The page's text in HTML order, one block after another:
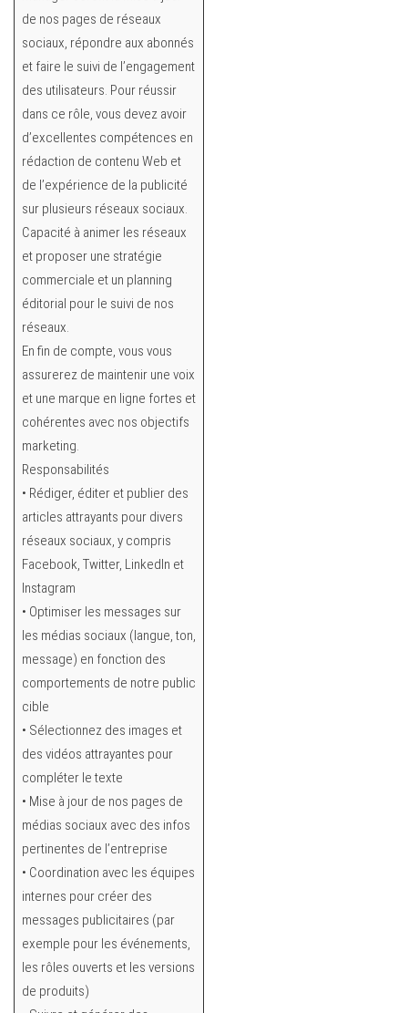
de nos pages de réseaux
sociaux, répondre aux abonnés
et faire le suivi de l’engagement
des utilisateurs. Pour réussir
dans ce rôle, vous devez avoir
d’excellentes compétences en
rédaction de contenu Web et
de l’expérience de la publicité
sur plusieurs réseaux sociaux.
Capacité à animer les réseaux
et proposer une stratégie
commerciale et un planning
éditorial pour le suivi de nos
réseaux.
En fin de compte, vous vous
assurerez de maintenir une voix
et une marque en ligne fortes et
cohérentes avec nos objectifs
marketing.
Responsabilités
• Rédiger, éditer et publier des
articles attrayants pour divers
réseaux sociaux, y compris
Facebook, Twitter, LinkedIn et
Instagram
• Optimiser les messages sur
les médias sociaux (langue, ton,
message) en fonction des
comportements de notre public
cible
• Sélectionnez des images et
des vidéos attrayantes pour
compléter le texte
• Mise à jour de nos pages de
médias sociaux avec des infos
pertinentes de l’entreprise
• Coordination avec les équipes
internes pour créer des
messages publicitaires (par
exemple pour les événements,
les rôles ouverts et les versions
de produits)